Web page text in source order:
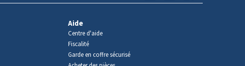
Aide
Centre d'aide
Fiscalité
Garde en coffre sécurisé